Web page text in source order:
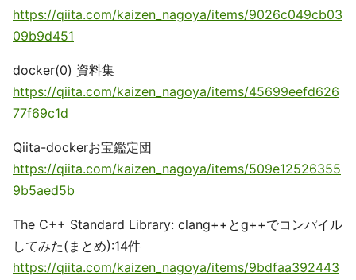
https://qiita.com/kaizen_nagoya/items/9026c049cb03
09b9d451
docker(0) 資料集
https://qiita.com/kaizen_nagoya/items/45699eefd626
77f69c1d
Qiita-dockerお宝鑑定団
https://qiita.com/kaizen_nagoya/items/509e12526355
9b5aed5b
The C++ Standard Library: clang++とg++でコンパイル
してみた(まとめ):14件
https://qiita.com/kaizen_nagoya/items/9bdfaa392443